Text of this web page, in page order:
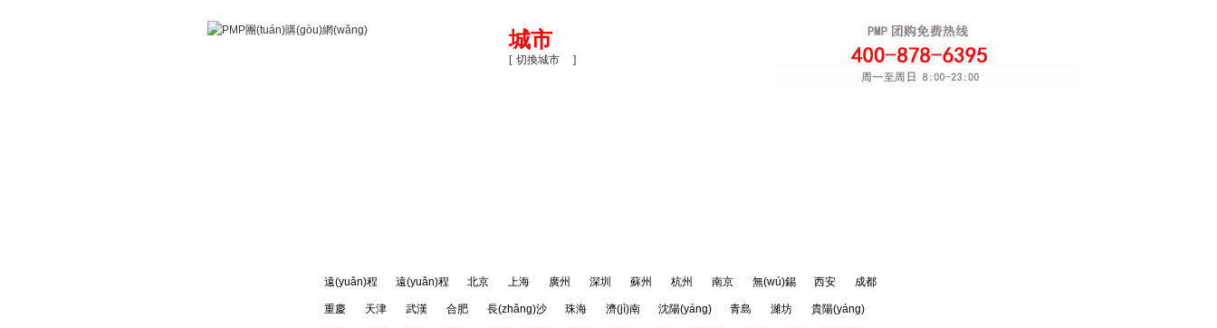
城市
[ 切換城市 ]
遠(yuǎn)程 遠(yuǎn)程 北京 上海 廣州 深圳 蘇州 杭州 南京 無(wú)錫 西安 成都
重慶 天津 武漢 合肥 長(zhǎng)沙 珠海 濟(jì)南 沈陽(yáng) 青島 濰坊 貴陽(yáng)